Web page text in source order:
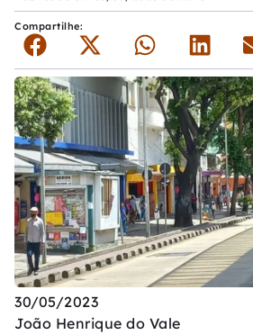
Compartilhe:
30/05/2023
João Henrique do Vale